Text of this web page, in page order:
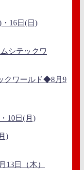
16日(日)
クワールド◆8月9
)